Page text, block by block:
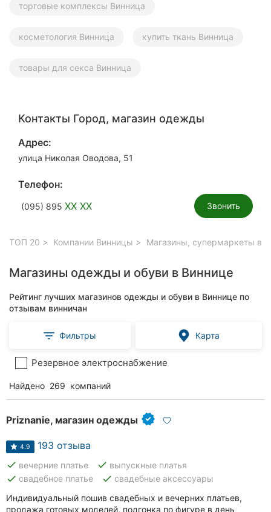
торговые комплексы Винница
косметология Винница купить ткань Винница
товары для секса Винница
Контакты Город, магазин одежды
Адрес:
улица Николая Оводова, 51
Телефон:
(095) 895 XX XX Звонить
ТОП 20 Компании Винницы Магазины, супермаркеты в
Магазины одежды и обуви в Виннице
Рейтинг лучших магазинов одежды и обуви в Виннице по
отзывам винничан
Фильтры Карта
Резервное электроснабжение
Найдено 269 компаний
Priznanie, магазин одежды
4.9 193 отзыва
done вечерние платье done выпускные платья
done свадебное платье done свадебные аксессуары
Индивидуальный пошив свадебных и вечерних платьев,
продажа готовых моделей, подгонка по фигуре в день